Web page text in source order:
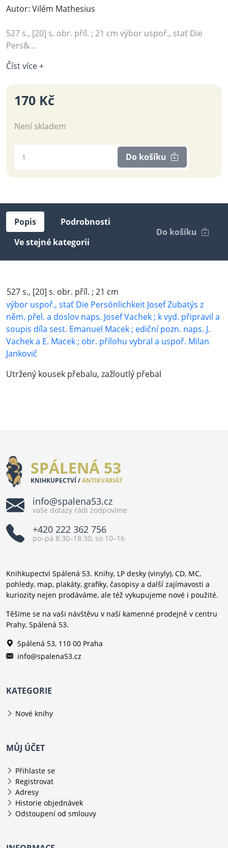
Autor: Vilém Mathesius
527 s., [20] s. obr. příl. ; 21 cm výbor uspoř., stať Die
Pers&...
Číst více +
170 Kč
Není skladem
Do košíku
Popis
Podrobnosti
Ve stejné kategorii
Do košíku
527 s., [20] s. obr. příl. ; 21 cm
výbor uspoř., stať Die Persönlichkeit Josef Zubatýs z
něm. přel. a doslov naps. Josef Vachek ; k vyd. připravil a
soupis díla sest. Emanuel Macek ; ediční pozn. naps. J.
Vachek a E. Macek ; obr. přílohu vybral a uspoř. Milan
Jankovič
Utržený kousek přebalu, zažloutlý přebal
SPÁLENÁ 53
KNIHKUPECTVÍ /ANTIKVARIÁT
info@spalena53.cz
vaše dotazy rádi zodpovíme
+420 222 362 756
po–pá 8:30–18:30, so 10–16
Knihkupectví Spálená 53. Knihy, LP desky (vinyly), CD, MC,
pohledy, map, plakáty, grafiky, časopisy a další zajímavosti a
kuriozity nejen prodáváme, ale též vykupujeme nové i použité.
Těšíme se na vaši návštěvu v naší kamenné prodejně v centru
Prahy, Spálená 53.
Spálená 53, 110 00 Praha
info@spalena53.cz
KATEGORIE
Nové knihy
MŮJ ÚČET
Přihlaste se
Registrovat
Adresy
Historie objednávek
Odstoupení od smlouvy